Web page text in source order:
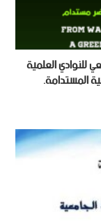
للنوادي العلمية
المستدامة.